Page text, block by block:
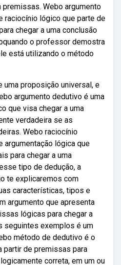
Webo argumento
raciocínio lógico que parte de
chegar a uma conclusão
o professor demostra
está utilizando o método
proposição universal, e
argumento dedutivo é uma
que visa chegar a uma
verdadeira se as
Webo raciocínio
argumentação lógica que
para chegar a uma
tipo de dedução, a
te explicaremos com
características, tipos e
argumento que apresenta
lógicas para chegar a
seguintes exemplos é um
método de dedutivo é o
partir de premissas para
correta, em um ou